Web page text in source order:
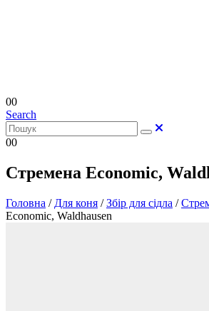
00
Search
00
Стремена Economic,
Головна / Для коня /Збір для сідла /
Economic, Waldhausen